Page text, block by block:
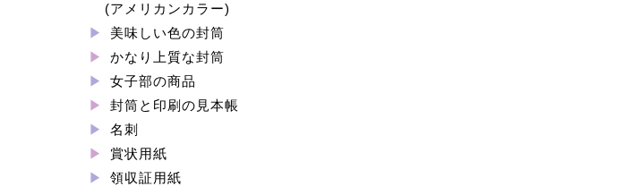
(アメリカンカラー)
美味しい色の封筒
かなり上質な封筒
女子部の商品
封筒と印刷の見本帳
名刺
賞状用紙
領収証用紙